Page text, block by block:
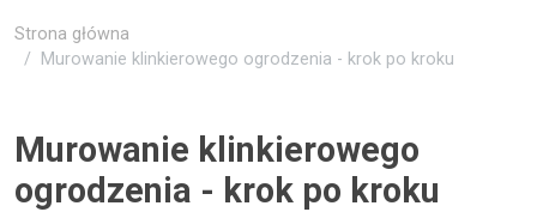
Strona główna
Murowanie klinkierowego ogrodzenia - krok po kroku
Murowanie klinkierowego
ogrodzenia - krok po kroku